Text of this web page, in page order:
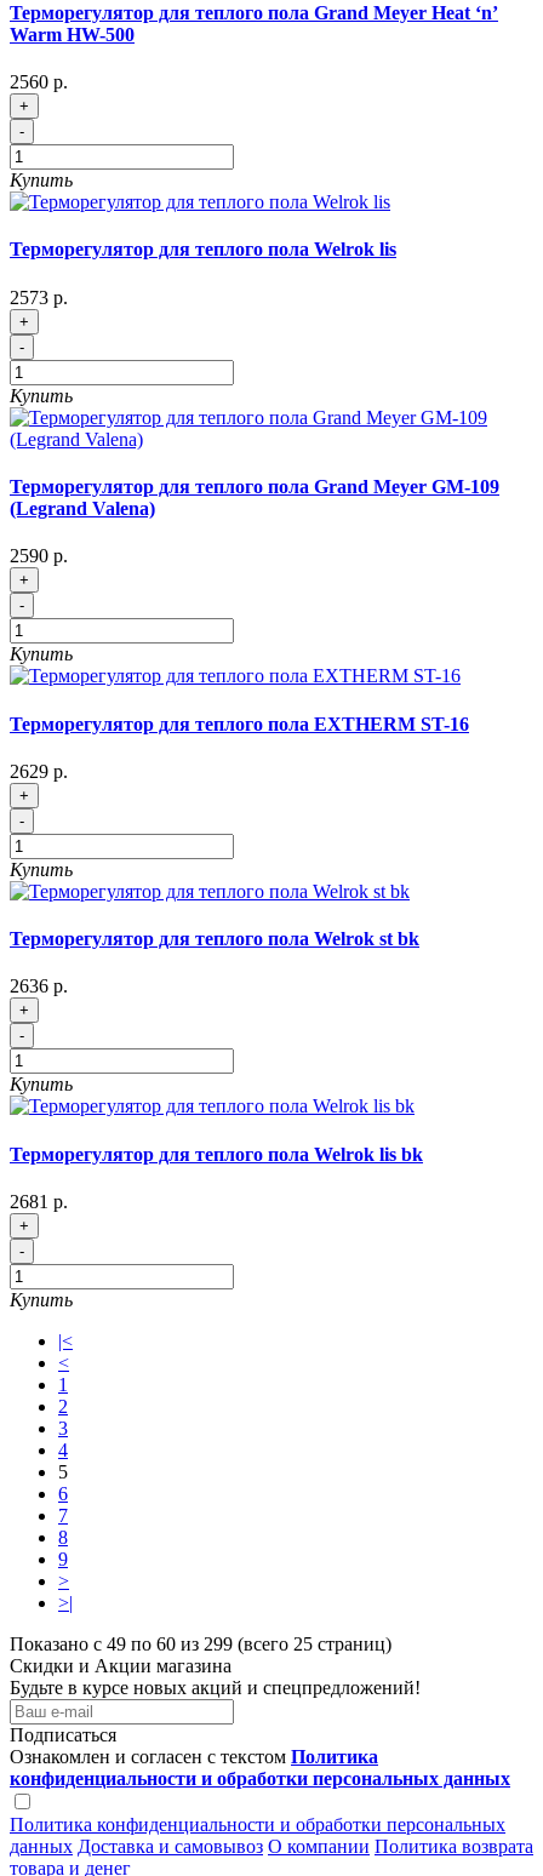
Терморегулятор для теплого пола Grand Meyer Heat ‘n’
Warm HW-500
2560 р.
+
-
Купить
Терморегулятор для теплого пола Welrok lis
2573 р.
+
-
Купить
Терморегулятор для теплого пола Grand Meyer GM-109
(Legrand Valena)
2590 р.
+
-
Купить
Терморегулятор для теплого пола EXTHERM ST-16
2629 р.
+
-
Купить
Терморегулятор для теплого пола Welrok st bk
2636 р.
+
-
Купить
Терморегулятор для теплого пола Welrok lis bk
2681 р.
+
-
Купить
|<
<
1
2
3
4
5
6
7
8
9
>
>|
Показано с 49 по 60 из 299 (всего 25 страниц)
Скидки и Акции магазина
Будьте в курсе новых акций и спецпредложений!
Подписаться
Ознакомлен и согласен с текстом Политика
конфиденциальности и обработки персональных данных
Политика конфиденциальности и обработки персональных
данных Доставка и самовывоз О компании Политика возврата
товара и денег